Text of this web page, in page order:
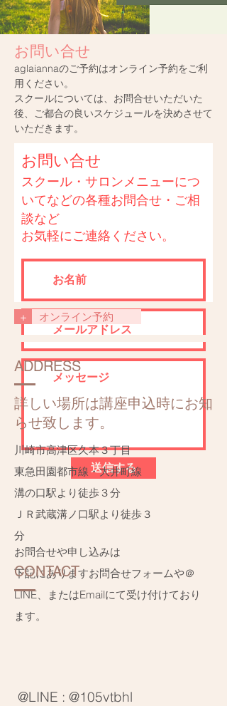
お問い合せ
​aglaiannaのご予約はオンライン予約をご利
用ください。
​スクールについては、お問合せいただいた
後、ご都合の良いスケジュールを決めさせて
いただきます。
お問い合せ
スクール・サロンメニューにつ
いてなどの各種お問合せ・ご相
談など​
お気軽にご連絡ください。
送信する
お問合せや申し込みは
下記にありますお問合せフォームや＠
LINE、またはEmailにて受け付けており
ます。
+ オンライン予約
ADDRESS
詳しい場所は講座申込時にお知
らせ致します。
川崎市高津区久本３丁目
​東急田園都市線・大井町線
溝の口駅より徒歩３分
​ＪＲ武蔵溝ノ口駅より徒歩３
分
CONTACT
@LINE : @105vtbhl